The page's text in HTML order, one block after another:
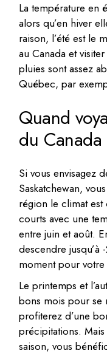
La température en
alors qu’en hiver
raison, l’été est le
au Canada et
pluies sont assez
Québec, par
Quand
du Canada
Si vous envisagez
Saskatchewan,
région le climat est
courts avec une
entre juin et août.
descendre jusqu’à
moment pour votre
Le printemps et
bons mois pour se
profiterez d’une
précipitations. Mais
saison, vous